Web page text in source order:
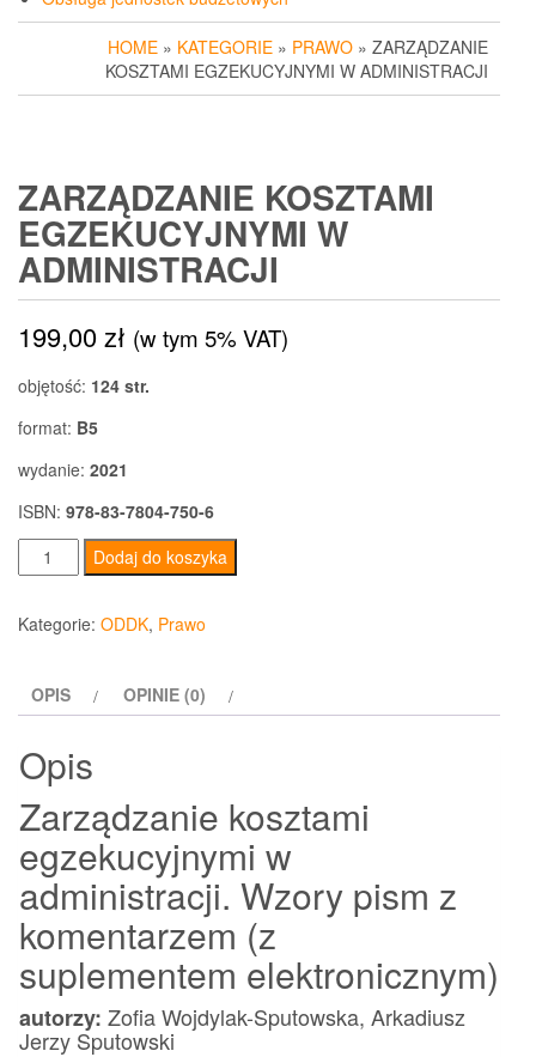
HOME » KATEGORIE » PRAWO » ZARZĄDZANIE
KOSZTAMI EGZEKUCYJNYMI W ADMINISTRACJI
ZARZĄDZANIE KOSZTAMI
EGZEKUCYJNYMI W
ADMINISTRACJI
199,00zł (w tym 5% VAT)
objętość: 124 str.
format: B5
wydanie: 2021
ISBN: 978-83-7804-750-6
ilość
Zarządzanie
kosztami
egzekucyjnymi
administracji
Dodaj do koszyka
Kategorie: ODDK, Prawo
OPIS OPINIE (0)
Opis
Zarządzanie kosztami
egzekucyjnymi w
administracji. Wzory pism z
komentarzem (z
suplementem elektronicznym)
autorzy: Zofia Wojdylak-Sputowska, Arkadiusz
Jerzy Sputowski